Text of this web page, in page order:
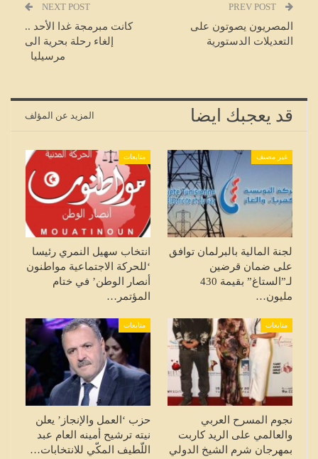
المصريون يصوتون على
التعديلات الدستورية
NEXT POST
كانت مبرمجة غدا الأحد ..
إلغاء رحلة بحرية الى
مرسيليا
قد يعجبك ايضا المزيد عن المؤلف
غير مصنف
لجنة المالية بالبرلمان توافق
على ضمان قرضين
لـ”الستاغ” بقيمة 430
مليون…
متابعات
انتخاب سهيل النمري رئيسا
‘للحركة الاجتماعية مواطنون
أنصار الوطن’ في ختام
المؤتمر…
متابعات
نجوم المسرح العربي
والعالمي على الريد كاربت
بمهرجان شرم الشيخ الدولي
متابعات
حزب ‘العمل والإنجاز’ يعلن
نيته ترشيح أمينه العام عبد
اللّطيف المكّي للانتخابات…